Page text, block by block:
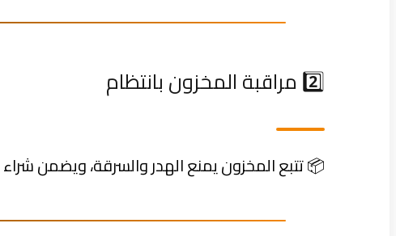
2️⃣ مراقبة المخزون بانتظام
📦 تتبع المخزون يمنع الهدر والسرقة، ويضمن